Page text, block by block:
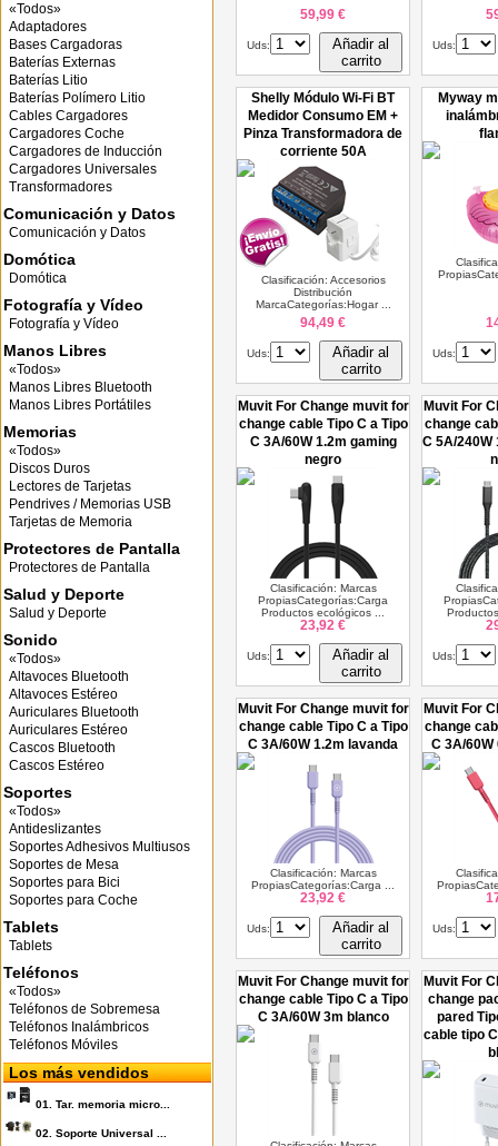
«Todos»
Adaptadores
Bases Cargadoras
Baterías Externas
Baterías Litio
Baterías Polímero Litio
Cables Cargadores
Cargadores Coche
Cargadores de Inducción
Cargadores Universales
Transformadores
Comunicación y Datos
Comunicación y Datos
Domótica
Domótica
Fotografía y Vídeo
Fotografía y Vídeo
Manos Libres
«Todos»
Manos Libres Bluetooth
Manos Libres Portátiles
Memorias
«Todos»
Discos Duros
Lectores de Tarjetas
Pendrives / Memorias USB
Tarjetas de Memoria
Protectores de Pantalla
Protectores de Pantalla
Salud y Deporte
Salud y Deporte
Sonido
«Todos»
Altavoces Bluetooth
Altavoces Estéreo
Auriculares Bluetooth
Auriculares Estéreo
Cascos Bluetooth
Cascos Estéreo
Soportes
«Todos»
Antideslizantes
Soportes Adhesivos Multiusos
Soportes de Mesa
Soportes para Bici
Soportes para Coche
Tablets
Tablets
Teléfonos
«Todos»
Teléfonos de Sobremesa
Teléfonos Inalámbricos
Teléfonos Móviles
Los más vendidos
01. Tar. memoria micro...
02. Soporte Universal ...
59,99 €
Uds:
Añadir al
carrito
Uds:
Shelly Módulo Wi-Fi BT
Medidor Consumo EM +
Pinza Transformadora de
corriente 50A
Clasificación: Accesorios
Distribución
MarcaCategorías:Hogar ...
94,49 €
Uds:
Añadir al
carrito
Myway
Uds:
Muvit For Change muvit for
change cable Tipo C a Tipo
C 3A/60W 1.2m gaming
negro
Clasificación: Marcas
PropiasCategorías:Carga
Productos ecológicos ...
23,92 €
Uds:
Añadir al
carrito
Muvit For
change
C 5A/
Uds:
Muvit For Change muvit for
change cable Tipo C a Tipo
C 3A/60W 1.2m lavanda
Clasificación: Marcas
PropiasCategorías:Carga ...
23,92 €
Uds:
Añadir al
carrito
Muvit For
change
C 3A/60W
Uds:
Muvit For Change muvit for
change cable Tipo C a Tipo
C 3A/60W 3m blanco
Muvit For
change
pared
cable tipo